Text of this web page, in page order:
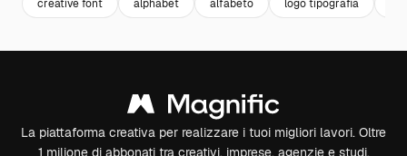
creative font alphabet alfabeto logo tipografia
La piattaforma creativa per realizzare i tuoi migliori lavori. Oltre
1 milione di abbonati tra creativi, imprese, agenzie e studi.